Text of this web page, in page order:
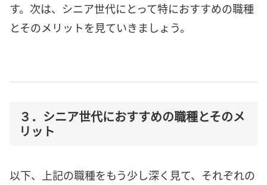
す。次は、シニア世代にとって特におすすめの職種
とそのメリットを見ていきましょう。
３．シニア世代におすすめの職種とそのメ
リット
以下、上記の職種をもう少し深く見て、それぞれの